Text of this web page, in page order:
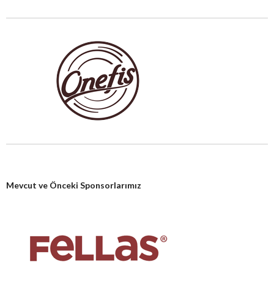
Mevcut ve Önceki Sponsorlarımız